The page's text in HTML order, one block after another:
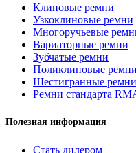
Клиновые ремни
Узкоклиновые ремни
Многоручьевые
Вариаторные ремни
Зубчатые ремни
Поликлиновые ремни
Шестигранные ремни
Ремни стандарта
Полезная информация
Стать дилером